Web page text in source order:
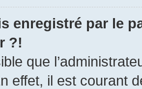
enregistré par le
?!
que
effet, il est courant